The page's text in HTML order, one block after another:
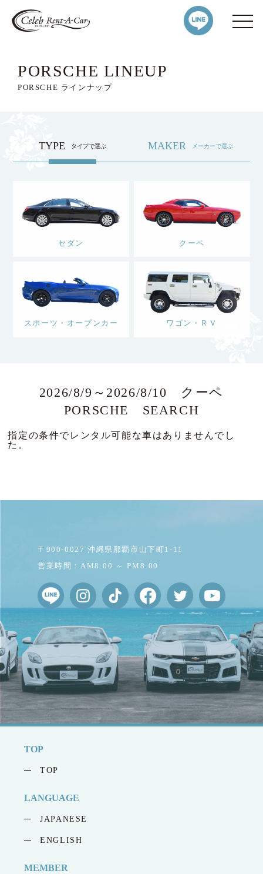
PORSCHE LINEUP
PORSCHE ラインナップ
TYPE タイプで選ぶ MAKER メーカーで選ぶ
セダン クーペ
スポーツ・オープンカー ワゴン・ＲＶ
2026/8/9～2026/8/10 クーペ
PORSCHE SEARCH
指定の条件でレンタル可能な車はありませんでし
た。
〒900-0027 沖縄県那覇市山下町1-11
営業時間：AM8:00 ～ PM8:00
TOP
TOP
LANGUAGE
JAPANESE
ENGLISH
MEMBER